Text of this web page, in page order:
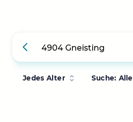
Jedes Alter Suche: Alle